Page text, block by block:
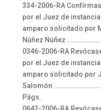
334-2006-RA
por el Juez de instancia
amparo solicitado por
Núñez Núñez
0346-2006-RA
por el Juez de instancia
amparo solicitado por
Salomón
Págs.